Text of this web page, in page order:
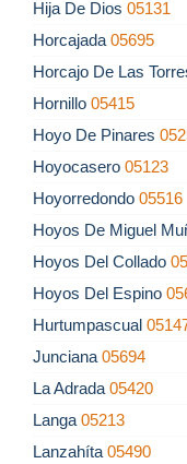
Hija De Dios 05131
Horcajada 05695
Horcajo De Las
Hornillo 05415
Hoyo De Pinares
Hoyocasero 05123
Hoyorredondo 05516
Hoyos De Miguel
Hoyos Del Collado
Hoyos Del Espino
Hurtumpascual
Junciana 05694
La Adrada 05420
Langa 05213
Lanzahíta 05490